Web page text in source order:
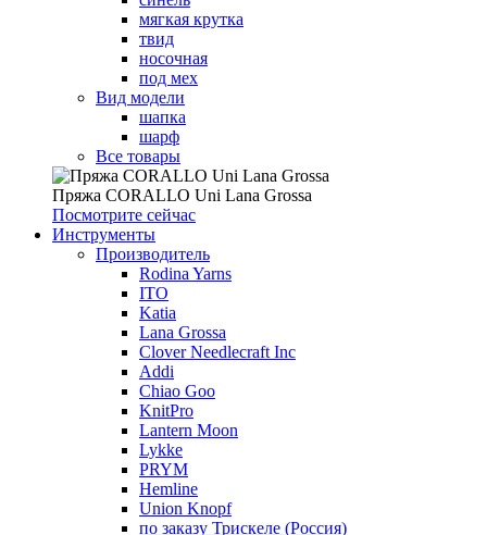
мягкая крутка
твид
носочная
под мех
Вид модели
шапка
шарф
Все товары
Пряжа CORALLO Uni Lana Grossa
Посмотрите сейчас
Инструменты
Производитель
Rodina Yarns
ITO
Katia
Lana Grossa
Clover Needlecraft Inc
Addi
Chiao Goo
KnitPro
Lantern Moon
Lykke
PRYM
Hemline
Union Knopf
по заказу Трискеле (Россия)